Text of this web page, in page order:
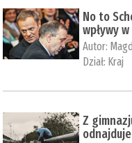
No to
wpływy w
Autor:
Dział: Kraj
Z